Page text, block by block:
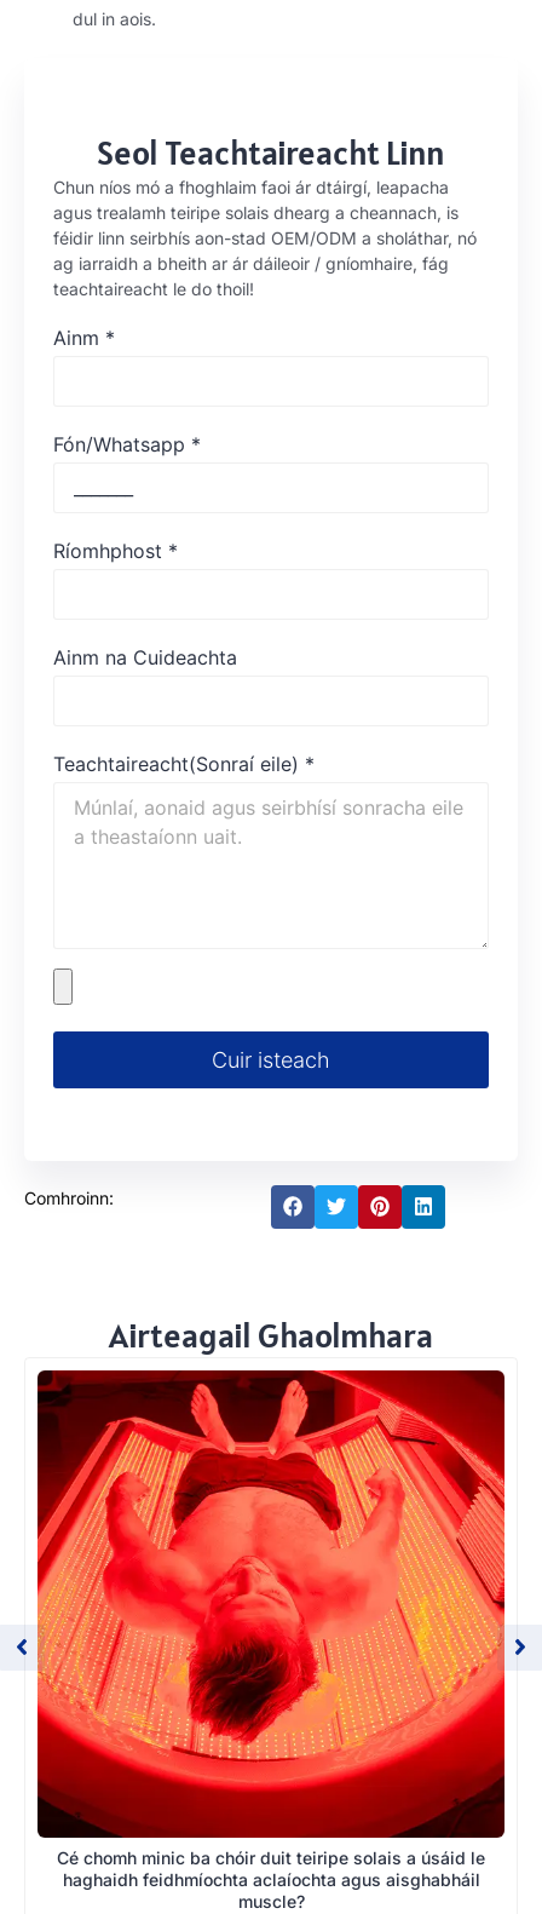
dul in aois.
Seol Teachtaireacht Linn
Chun níos mó a fhoghlaim faoi ár dtáirgí, leapacha
agus trealamh teiripe solais dhearg a cheannach, is
féidir linn seirbhís aon-stad OEM/ODM a sholáthar, nó
ag iarraidh a bheith ar ár dáileoir / gníomhaire, fág
teachtaireacht le do thoil!
Ainm *
Fón/Whatsapp *
Ríomhphost *
Ainm na Cuideachta
Teachtaireacht(Sonraí eile) *
Cuir isteach
Comhroinn:
Airteagail Ghaolmhara
Cé chomh minic ba chóir duit teiripe solais a úsáid le
haghaidh feidhmíochta aclaíochta agus aisghabháil
muscle?